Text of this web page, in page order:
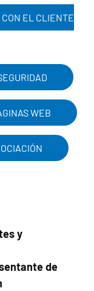
EL CLIENTE
WEB
y
de